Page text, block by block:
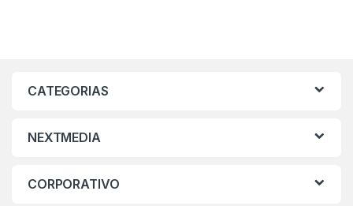
CATEGORIAS
NEXTMEDIA
CORPORATIVO